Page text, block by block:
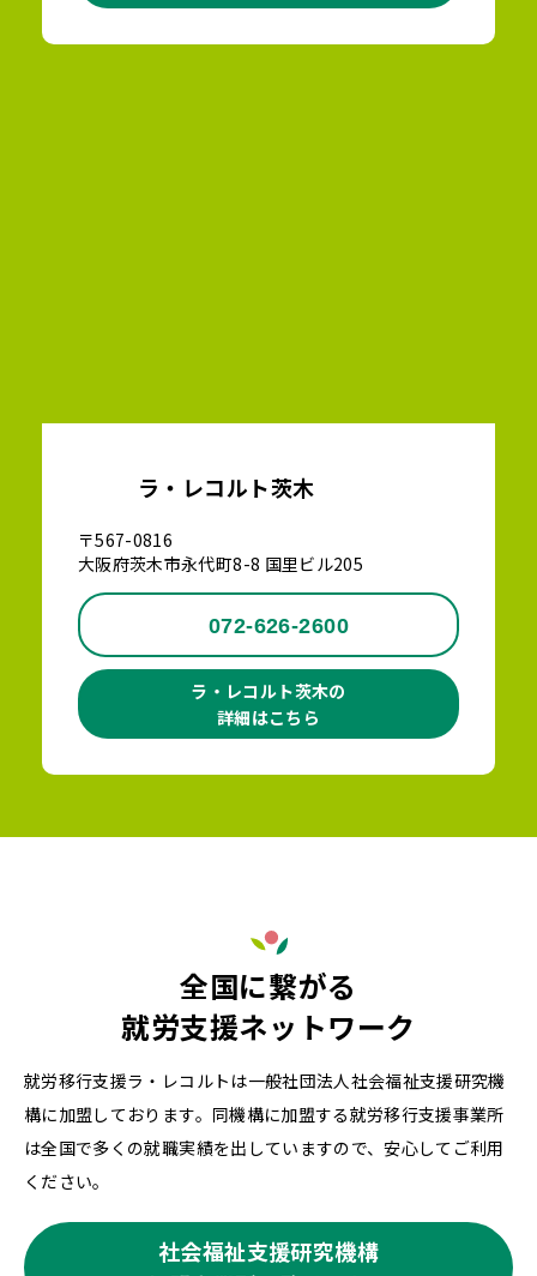
ラ・レコルト茨木
〒567-0816
大阪府茨木市永代町8-8 国里ビル205
072-626-2600
ラ・レコルト茨木の
詳細はこちら
全国に繋がる
就労支援ネットワーク
就労移行支援ラ・レコルトは一般社団法人社会福祉支援研究機
構に加盟しております。同機構に加盟する就労移行支援事業所
は全国で多くの就職実績を出していますので、安心してご利用
ください。
社会福祉支援研究機構